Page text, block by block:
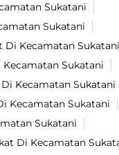
Sukatani
Sukatani
Di Kecamatan Sukatani
Sukatani
Kecamatan Sukatani
Kecamatan Sukatani
Sukatani
Di Kecamatan